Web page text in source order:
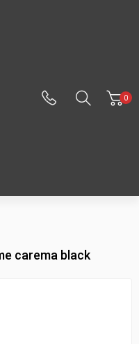
0
carema black